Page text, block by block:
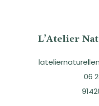
L’Atelier
06